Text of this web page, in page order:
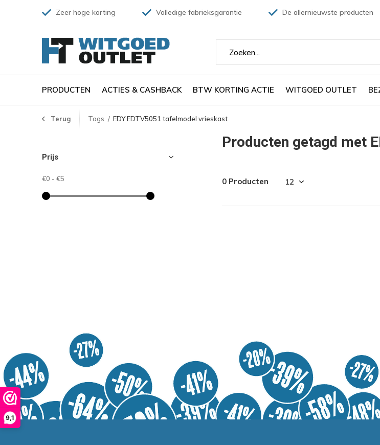
9,1
PRODUCTEN ACTIES & CASHBACK BTW KORTING ACTIE WITGOED OUTLET
Zeer hoge korting Volledige fabrieksgarantie De allernieuwste producten
Terug Tags EDY EDTV5051 tafelmodel vrieskast
Producten getagd met
0 Producten
Prijs
€0 - €5